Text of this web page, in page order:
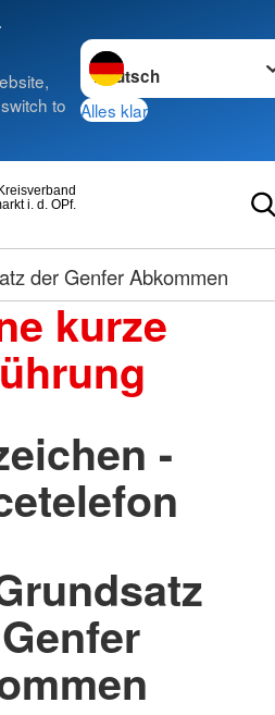
to
Sprache wechseln zu
Alles klar
i. d. OPf.
der Genfer Abkommen
kurze
-